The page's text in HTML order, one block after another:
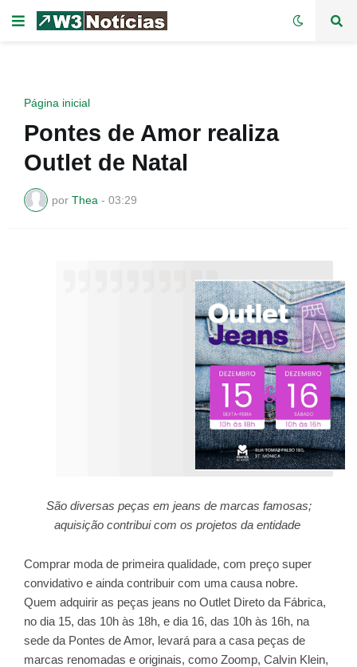
Página inicial
Pontes de Amor realiza
Outlet de Natal
por Thea - 03:29
São diversas peças em jeans de marcas famosas;
aquisição contribui com os projetos da entidade
Comprar moda de primeira qualidade, com preço super
convidativo e ainda contribuir com uma causa nobre.
Quem adquirir as peças jeans no Outlet Direto da Fábrica,
no dia 15, das 10h às 18h, e dia 16, das 10h às 16h, na
sede da Pontes de Amor, levará para a casa peças de
marcas renomadas e originais, como Zoomp, Calvin Klein,